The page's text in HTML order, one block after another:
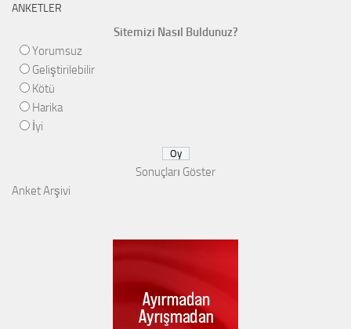
ANKETLER
Sitemizi Nasıl Buldunuz?
Yorumsuz
Geliştirilebilir
Kötü
Harika
İyi
Sonuçları Göster
Anket Arşivi